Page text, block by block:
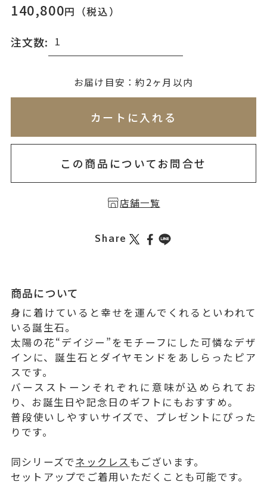
140,800円（税込）
注文数:
(刻印について)※必ず選択ください
お届け目安：約2ヶ月以内
カートに入れる
この商品についてお問合せ
店舗一覧
Share
商品について
身に着けていると幸せを運んでくれるといわれて
いる誕生石。
太陽の花“デイジー”をモチーフにした可憐なデザ
インに、誕生石とダイヤモンドをあしらったピア
スです。
バースストーンそれぞれに意味が込められてお
り、お誕生日や記念日のギフトにもおすすめ。
普段使いしやすいサイズで、プレゼントにぴった
りです。
同シリーズでネックレス もございます。
セットアップでご着用いただくことも可能です。